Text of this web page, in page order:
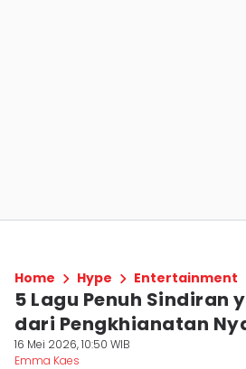
Home Hype Entertainment
5 Lagu Penuh Sindiran
dari Pengkhianatan
16 Mei 2026, 10:50 WIB
Emma Kaes